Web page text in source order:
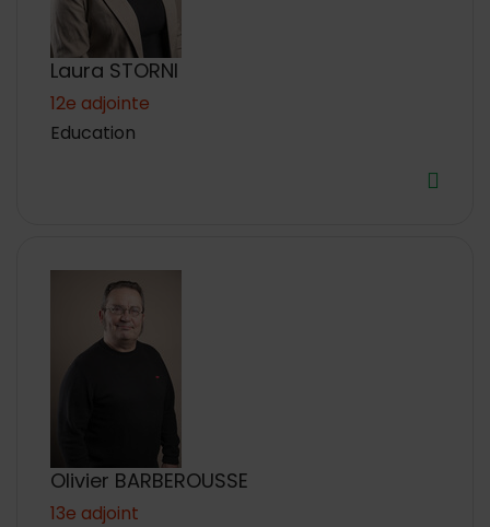
Laura STORNI
12e adjointe
Education
Olivier BARBEROUSSE
13e adjoint